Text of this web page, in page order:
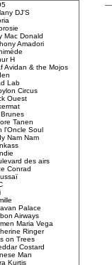
DJ'S
Mac Donald
Amadori
H
Avidan & the Mojos
Lab
Circus
Ouest
Tanen
l'Oncle Soul
Nam Nam
des airs
Conrad
Palace
Airways
Maria Vega
Ringer
on Trees
Costard
Man
Kurtis